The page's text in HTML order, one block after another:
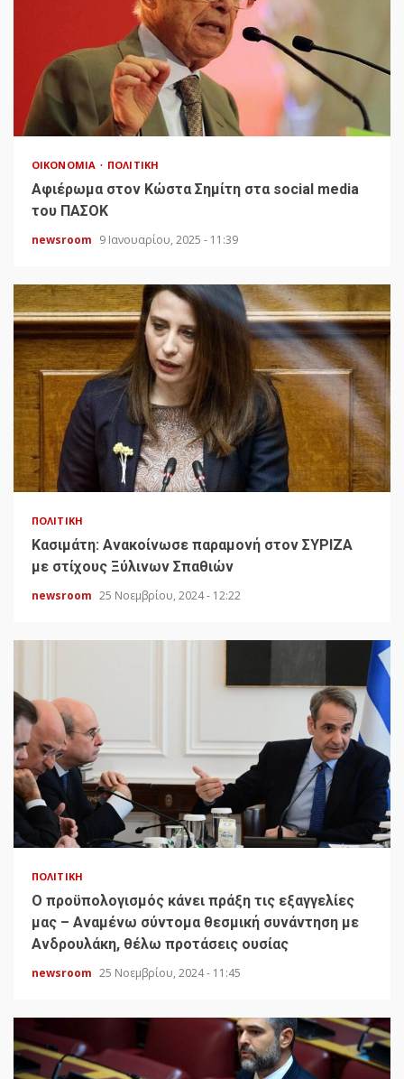
ΟΙΚΟΝΟΜΊΑ ΠΟΛΙΤΙΚΉ
Αφιέρωμα στον Κώστα Σημίτη στα social media
του ΠΑΣΟΚ
newsroom 9 Ιανουαρίου, 2025 - 11:39
ΠΟΛΙΤΙΚΉ
Κασιμάτη: Ανακοίνωσε παραμονή στον ΣΥΡΙΖΑ
με στίχους Ξύλινων Σπαθιών
newsroom 25 Νοεμβρίου, 2024 - 12:22
ΠΟΛΙΤΙΚΉ
Ο προϋπολογισμός κάνει πράξη τις εξαγγελίες
μας – Αναμένω σύντομα θεσμική συνάντηση με
Ανδρουλάκη, θέλω προτάσεις ουσίας
newsroom 25 Νοεμβρίου, 2024 - 11:45